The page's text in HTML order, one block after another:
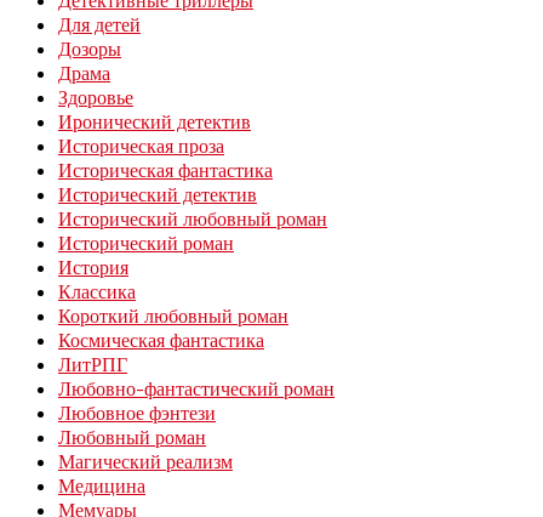
Для детей
Дозоры
Драма
Здоровье
Иронический детектив
Историческая проза
Историческая фантастика
Исторический детектив
Исторический любовный роман
Исторический роман
История
Классика
Короткий любовный роман
Космическая фантастика
ЛитРПГ
Любовно-фантастический роман
Любовное фэнтези
Любовный роман
Магический реализм
Медицина
Мемуары